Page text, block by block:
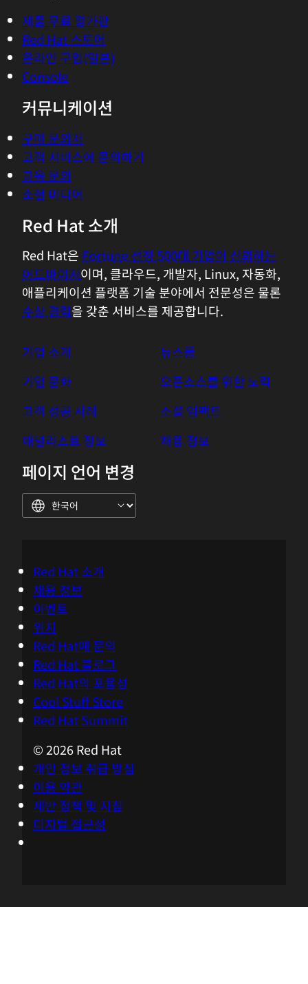
체험, 구매 & 영업
제품 무료 평가판
온라인 구입(일본)
커뮤니케이션
구매 문의처
교육 문의
Red Hat 소개
Red Hat은 Fortune 선정 500대 기업이 신뢰하는
애플리케이션 플랫폼 기술 분야에서 전문성은 물론
수상 경력 을 갖춘 서비스를 제공합니다.
기업 소개
기업 문화
고객 성공 사례
애널리스트 정보
뉴스룸
오픈소스를 위한 노력
페이지 언어 변경
Red Hat 소개
채용 정보
이벤트
위치
Red Hat에 문의
Red Hat 블로그
Cool Stuff Store
Red Hat Summit
© 2026 Red Hat
개인 정보 취급 방침